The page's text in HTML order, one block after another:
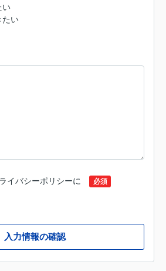
い
たい
イバシーポリシーに 必須
入力情報の確認